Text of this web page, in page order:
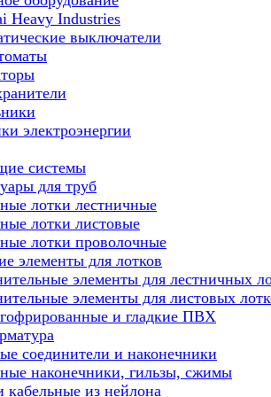
Heavy Industries
выключатели
электроэнергии
системы
для труб
лотки лестничные
лотки листовые
лотки проволочные
элементы для лотков
элементы для лестничных
элементы для листовых
и гладкие ПВХ
соединители и наконечники
наконечники, гильзы, сжимы
кабельные из нейлона